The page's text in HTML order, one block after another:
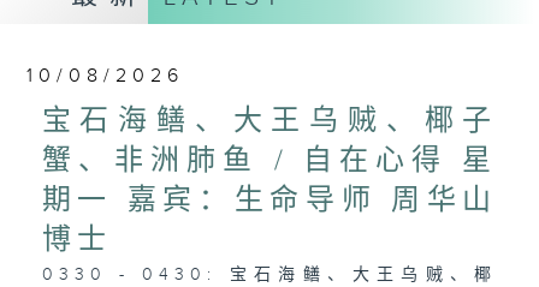
#香港电台文教组
10/08/2026
宝石海鳝、大王乌贼、椰子
蟹、非洲肺鱼 / 自在心得 星
期一 嘉宾：生命导师 周华山
博士
0330 - 0430: 宝石海鳝、大王乌贼、椰